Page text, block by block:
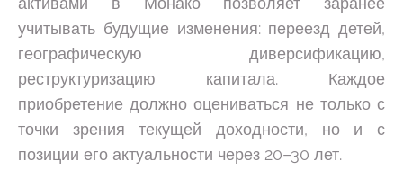
учитывать будущие изменения: переезд детей,
географическую диверсификацию,
реструктуризацию капитала. Каждое
приобретение должно оцениваться не только с
точки зрения текущей доходности, но и с
позиции его актуальности через 20–30 лет.